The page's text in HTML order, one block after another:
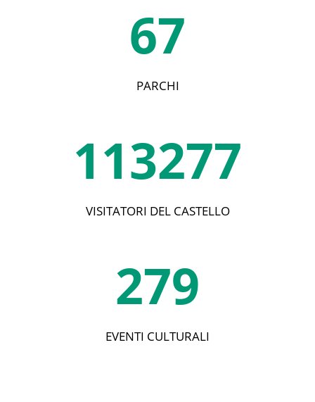
67
PARCHI
113277
VISITATORI DEL CASTELLO
279
EVENTI CULTURALI